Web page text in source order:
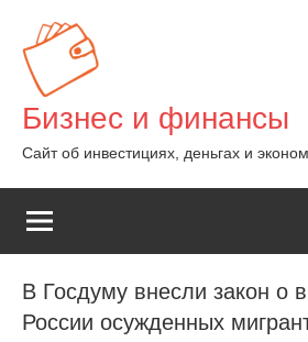
содержимому
Бизнес и финансы
Сайт об инвестициях, деньгах и
В Госдуму внесли закон о
России осужденных